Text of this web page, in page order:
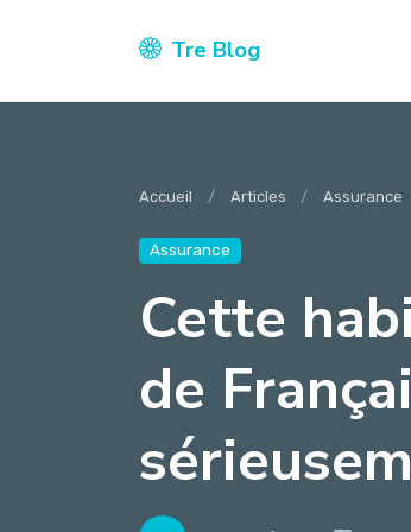
Tre Blog
Accueil Articles Assurance
Assurance
Cette
de